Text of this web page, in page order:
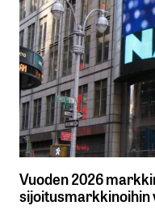
Vuoden 2026